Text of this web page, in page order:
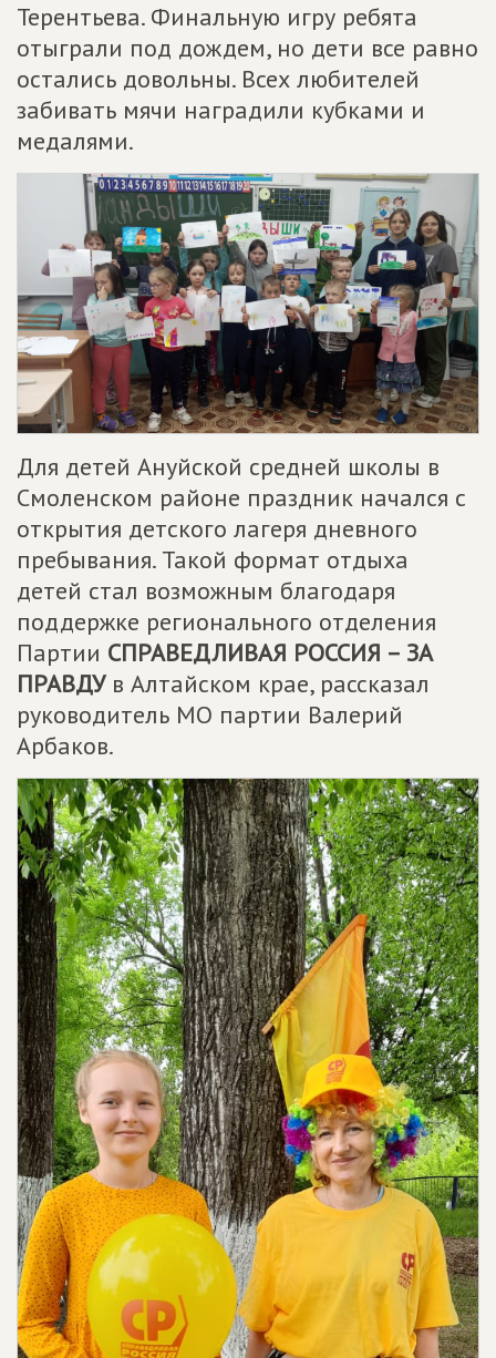
Терентьева. Финальную игру ребята
отыграли под дождем, но дети все равно
остались довольны. Всех любителей
забивать мячи наградили кубками и
медалями.
Для детей Ануйской средней школы в
Смоленском районе праздник начался с
открытия детского лагеря дневного
пребывания. Такой формат отдыха
детей стал возможным благодаря
поддержке регионального отделения
Партии СПРАВЕДЛИВАЯ РОССИЯ – ЗА
ПРАВДУв Алтайском крае, рассказал
руководитель МО партии Валерий
Арбаков.